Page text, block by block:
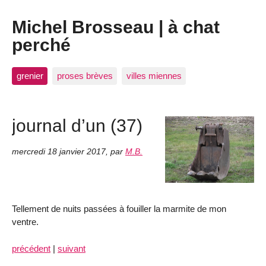
Michel Brosseau | à chat
perché
grenier proses brèves villes miennes
journal d’un (37)
mercredi 18 janvier 2017, par M.B.
Tellement de nuits passées à fouiller la marmite de mon
ventre.
précédent | suivant